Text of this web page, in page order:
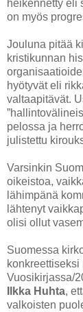
heikennetty eli
on myös
Jouluna pitää
kristikunnan
hyötyvät eli
valtaapitävät.
pelossa ja
julistettu
Varsinkin
oikeistoa,
lähimpänä
lähtenyt
olisi ollut
Suomessa
Vuosikirjassa/
Ilkka Huhta,
valkoisten